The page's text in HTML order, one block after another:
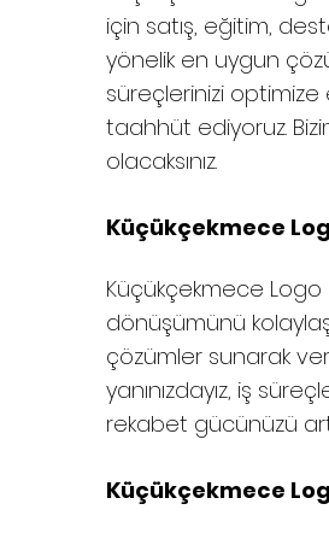
için satış, eğitim,
yönelik en uygun
süreçlerinizi optimize
taahhüt ediyoruz.
olacaksınız.
Küçükçekmece
Küçükçekmece Logo
dönüşümünü
çözümler sunarak
yanınızdayız, iş
rekabet gücünüzü
Küçükçekmece